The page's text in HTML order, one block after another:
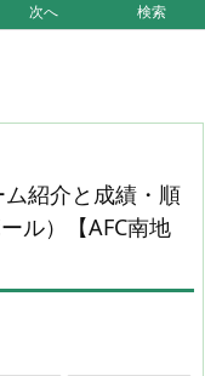
次へ 検索
紹介と成績・順
ル）【AFC南地